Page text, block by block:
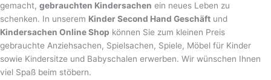
gemacht, gebrauchten Kindersachen ein neues Leben zu
schenken. In unserem Kinder Second Hand Geschäft und
Kindersachen Online Shop können Sie zum kleinen Preis
gebrauchte Anziehsachen, Spiel­sachen, Spiele, Möbel für Kinder
sowie Kindersitze und Babyschalen erwerben. Wir wünschen Ihnen
viel Spaß beim stöbern.